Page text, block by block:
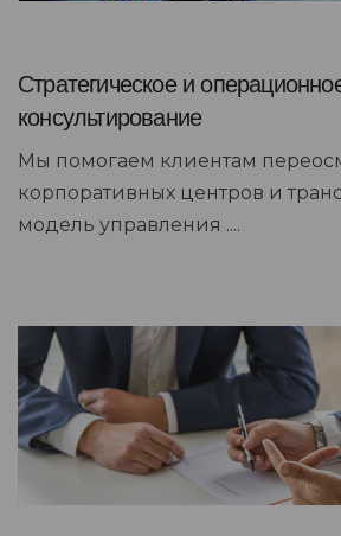
Стратегическое и
консультирование
Мы помогаем клиентам
корпоративных центров и
модель управления ....